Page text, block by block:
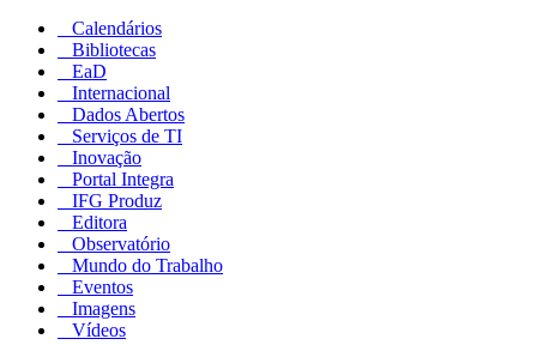
Calendários
Bibliotecas
EaD
Internacional
Dados Abertos
Serviços de TI
Inovação
Portal Integra
IFG Produz
Editora
Observatório
Mundo do Trabalho
Eventos
Imagens
Vídeos